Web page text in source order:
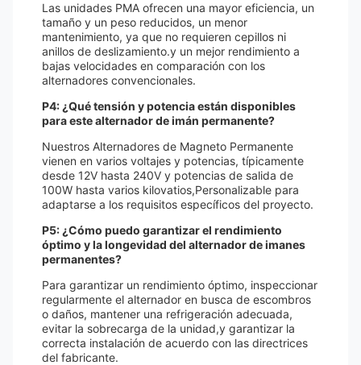
Las unidades PMA ofrecen una mayor eficiencia, un
tamaño y un peso reducidos, un menor
mantenimiento, ya que no requieren cepillos ni
anillos de deslizamiento.y un mejor rendimiento a
bajas velocidades en comparación con los
alternadores convencionales.
P4: ¿Qué tensión y potencia están disponibles
para este alternador de imán permanente?
Nuestros Alternadores de Magneto Permanente
vienen en varios voltajes y potencias, típicamente
desde 12V hasta 240V y potencias de salida de
100W hasta varios kilovatios,Personalizable para
adaptarse a los requisitos específicos del proyecto.
P5: ¿Cómo puedo garantizar el rendimiento
óptimo y la longevidad del alternador de imanes
permanentes?
Para garantizar un rendimiento óptimo, inspeccionar
regularmente el alternador en busca de escombros
o daños, mantener una refrigeración adecuada,
evitar la sobrecarga de la unidad,y garantizar la
correcta instalación de acuerdo con las directrices
del fabricante.